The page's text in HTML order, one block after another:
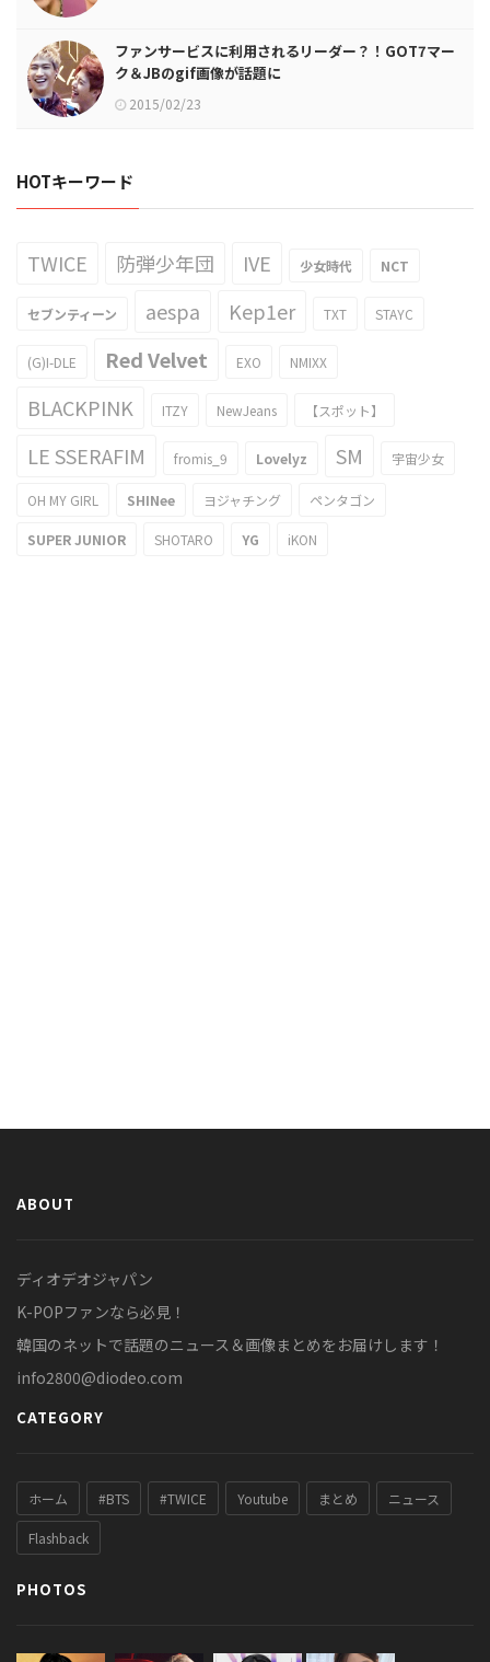
ファンサービスに利用されるリーダー？！GOT7マー
ク＆JBのgif画像が話題に
2015/02/23
HOTキーワード
TWICE 防弾少年団 IVE 少女時代 NCT
セブンティーン aespa Kep1er TXT STAYC
(G)I-DLE Red Velvet EXO NMIXX
BLACKPINK ITZY NewJeans 【スポット】
LE SSERAFIM fromis_9 Lovelyz SM 宇宙少女
OH MY GIRL SHINee ヨジャチング ペンタゴン
SUPER JUNIOR SHOTARO YG iKON
ABOUT
ディオデオジャパン
K-POPファンなら必見！
韓国のネットで話題のニュース＆画像まとめをお届けします！
info2800@diodeo.com
CATEGORY
ホーム #BTS #TWICE Youtube まとめ ニュース
Flashback
PHOTOS